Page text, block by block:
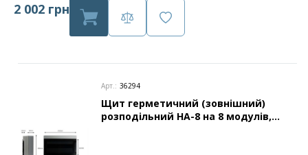
2 002 грн
Арт.: 36294
Щит герметичний (зовнішний)
розподільний HA-8 на 8 модулів,